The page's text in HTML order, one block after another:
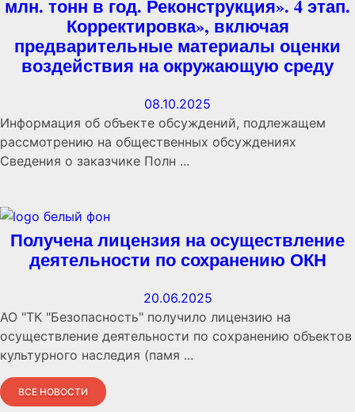
млн. тонн в год. Реконструкция». 4 этап.
Корректировка», включая
предварительные материалы оценки
воздействия на окружающую среду
08.10.2025
Информация об объекте обсуждений, подлежащем
рассмотрению на общественных обсуждениях
Сведения о заказчике Полн ...
Получена лицензия на осуществление
деятельности по сохранению ОКН
20.06.2025
АО "ТК "Безопасность" получило лицензию на
осуществление деятельности по сохранению объектов
культурного наследия (памя ...
ВСЕ НОВОСТИ